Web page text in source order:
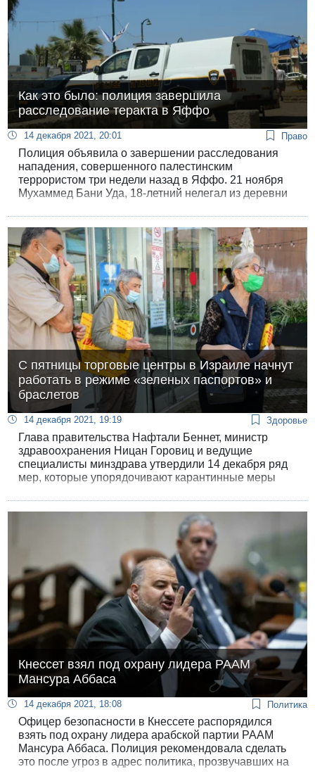
Как это было: полиция завершила
расследование теракта в Яффо
14 декабря 2021, 20:01 Право
Полиция объявила о завершении расследования
нападения, совершенного палестинским
террористом три недели назад в Яффо. 21 ноября
Мухаммед Бани Уда, 18-летний нелегал из деревни
пару пенсионеров из Бат-Яма, прогуливавшихся по
улице в Яффо. Это был 67-летний Борис и его жена
Татьяна.
С пятницы торговые центры в Израиле начнут
работать в режиме «зеленых паспортов» и
браслетов
14 декабря 2021, 19:19 Здоровье
Глава правительства Нафтали Беннет, министр
здравоохранения Ницан Горовиц и ведущие
специалисты минздрава утвердили 14 декабря ряд
мер, которые упорядочивают карантинные меры
списка, а также усиливают ограничения в торговых
Кнессет взял под охрану лидера РААМ
Мансура Аббаса
14 декабря 2021, 18:08 Политика
Офицер безопасности в Кнессете распорядился
взять под охрану лидера арабской партии РААМ
Мансура Аббаса. Полиция рекомендовала сделать
это после угроз в адрес политика, прозвучавших на